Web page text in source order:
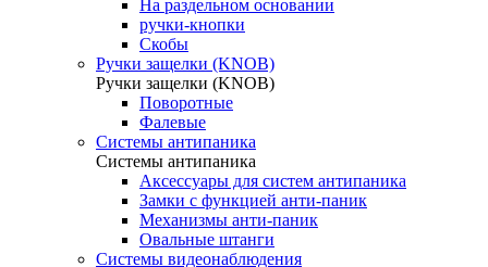
На раздельном основании
ручки-кнопки
Скобы
Ручки защелки (KNOB)
Ручки защелки (KNOB)
Поворотные
Фалевые
Системы антипаника
Системы антипаника
Аксессуары для систем антипаника
Замки с функцией анти-паник
Механизмы анти-паник
Овальные штанги
Системы видеонаблюдения